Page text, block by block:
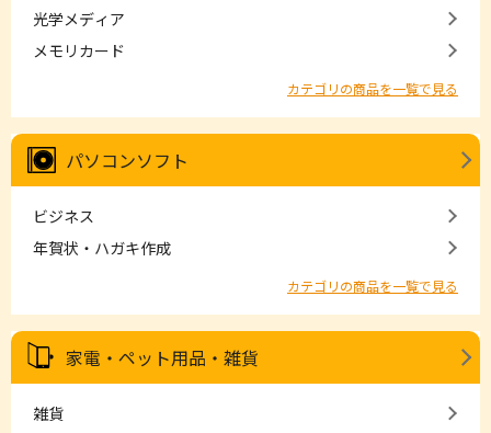
光学メディア
メモリカード
カテゴリの商品を一覧で見る
パソコンソフト
ビジネス
年賀状・ハガキ作成
カテゴリの商品を一覧で見る
家電・ペット用品・雑貨
雑貨